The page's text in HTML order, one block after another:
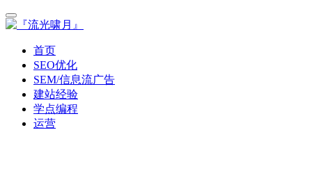
首页
SEO优化
SEM/信息流广告
建站经验
学点编程
运营